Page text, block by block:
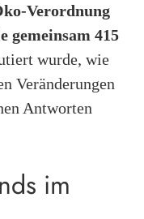
Verordnung
gemeinsam 415
wurde, wie
Veränderungen
Antworten
im